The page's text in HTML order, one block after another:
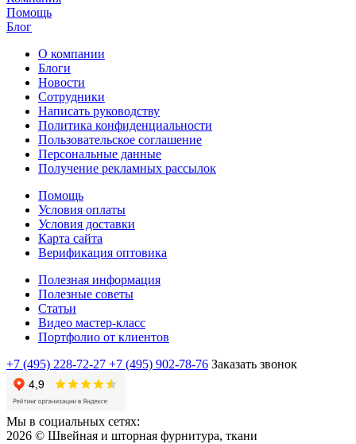
Помощь
Блог
О компании
Блоги
Новости
Сотрудники
Написать руководству
Политика конфиденциальности
Пользовательское соглашение
Персональные данные
Получение рекламных рассылок
Помощь
Условия оплаты
Условия доставки
Карта сайта
Верификация оптовика
Полезная информация
Полезные советы
Статьи
Видео мастер-класс
Портфолио от клиентов
+7 (495) 228-72-27 +7 (495) 902-78-76 Заказать звонок
Мы в социальных сетях:
2026 © Швейная и шторная фурнитура, ткани